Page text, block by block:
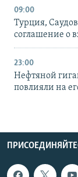
09:00
Турция,
соглашение о
23:00
Нефтяной
повлияли на